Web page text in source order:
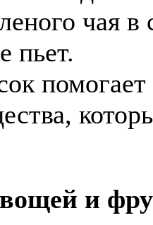
чая
пьет.
помогает
и